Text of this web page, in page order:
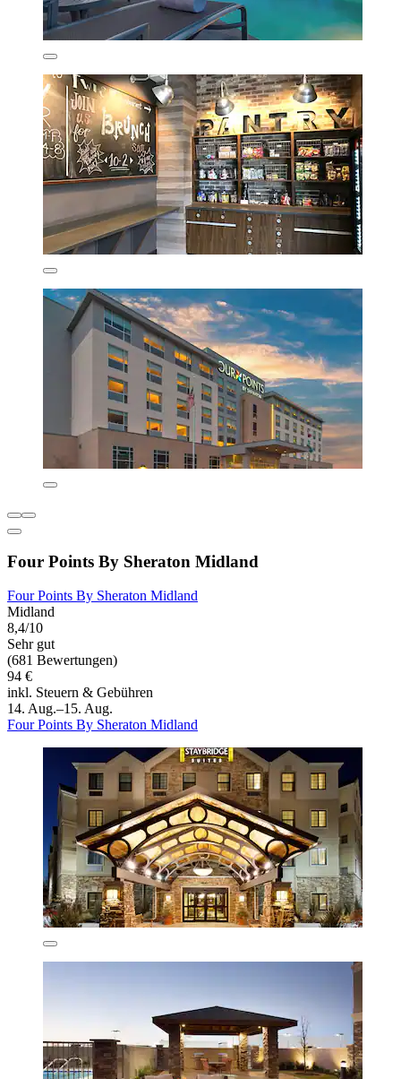
Four Points By Sheraton Midland
Four Points By Sheraton Midland
Midland
8,4/10
Sehr gut
(681 Bewertungen)
94 €
inkl. Steuern & Gebühren
14. Aug.–15. Aug.
Four Points By Sheraton Midland